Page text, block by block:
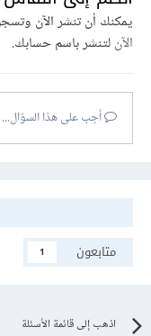
يمكنك أن تنشر الآن
الآنلتنشر باسم حسابك.
أجب على هذا السؤال...
متابعون
1
اذهب إلى قائمة الأسئلة